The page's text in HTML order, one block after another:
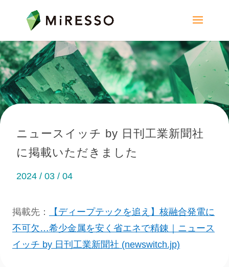
ニュースイッチ by 日刊工業新聞社
に掲載いただきました
2024 / 03 / 04
掲載先：
【ディープテックを追え】核融合発電に
不可欠…希少金属を安く省エネで精錬｜ニュース
イッチ by 日刊工業新聞社 (newswitch.jp)